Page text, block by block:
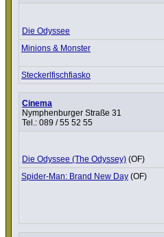
Die Odyssee
Minions & Monster
Steckerl­fisch­fi­asko
Cinema
Nymphenburger Straße 31
Tel.: 089 / 55 52 55
Die Odyssee (The Odyssey) (OF)
Spider-Man: Brand New Day (OF)